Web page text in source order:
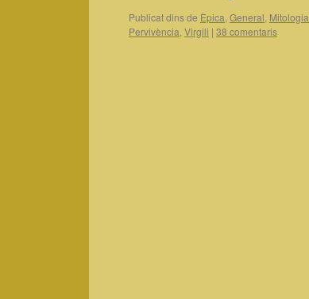
Publicat dins de Èpica General Mitologia
Pervivència Virgili | 38 comentaris